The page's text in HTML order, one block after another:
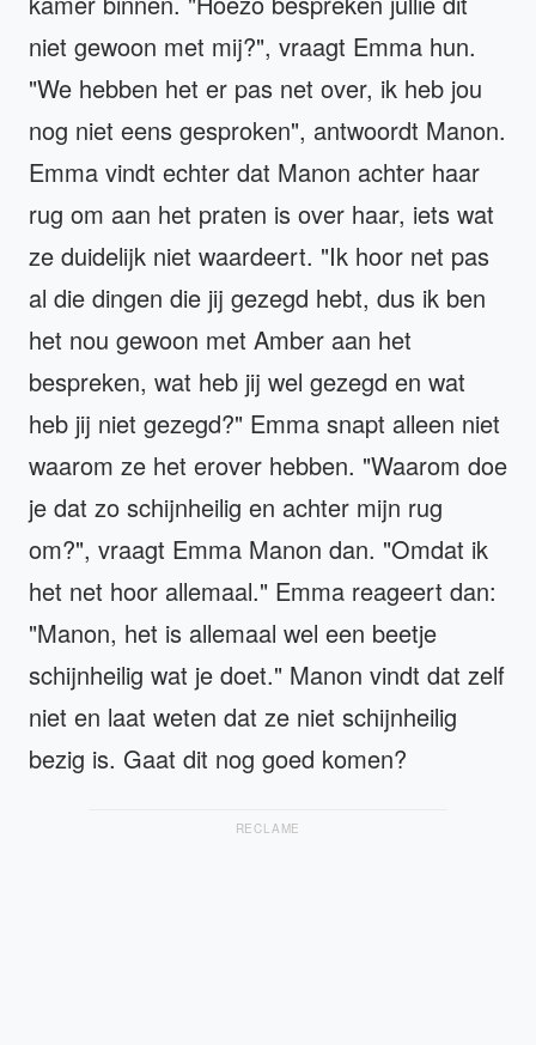
niet gewoon met mij?", vraagt Emma hun.
"We hebben het er pas net over, ik heb jou
nog niet eens gesproken", antwoordt Manon.
Emma vindt echter dat Manon achter haar
rug om aan het praten is over haar, iets wat
ze duidelijk niet waardeert. "Ik hoor net pas
al die dingen die jij gezegd hebt, dus ik ben
het nou gewoon met Amber aan het
bespreken, wat heb jij wel gezegd en wat
heb jij niet gezegd?" Emma snapt alleen niet
waarom ze het erover hebben. "Waarom doe
je dat zo schijnheilig en achter mijn rug
om?", vraagt Emma Manon dan. "Omdat ik
het net hoor allemaal." Emma reageert dan:
"Manon, het is allemaal wel een beetje
schijnheilig wat je doet." Manon vindt dat zelf
niet en laat weten dat ze niet schijnheilig
bezig is. Gaat dit nog goed komen?
RECLAME